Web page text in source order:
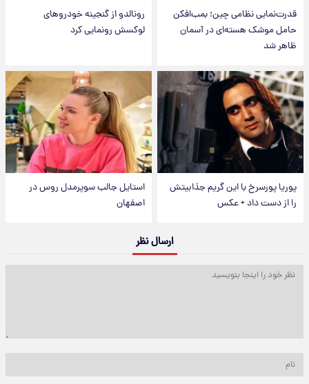
قدرت‌نمایی نظامی چین؛ بمب‌افکن
حامل موشک هسته‌ای در آسمان
ظاهر شد
رونالدو از گنجینه خودروهای
لوکسش رونمایی کرد
پوریا پورسرخ با این گریم جذابیتش
را از دست داد + عکس
استایل جالب سوپرمدل روس در
اصفهان
ارسال نظر